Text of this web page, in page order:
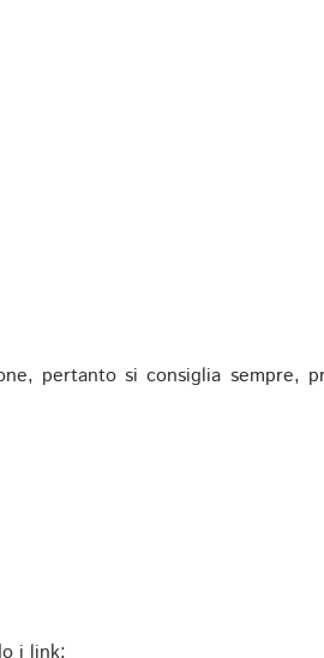
pertanto si consiglia sempre,